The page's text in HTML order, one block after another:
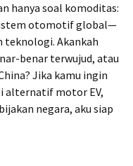
hanya soal komoditas:
otomotif global—
teknologi. Akankah
benar terwujud, atau
Jika kamu ingin
alternatif motor EV,
negara, aku siap